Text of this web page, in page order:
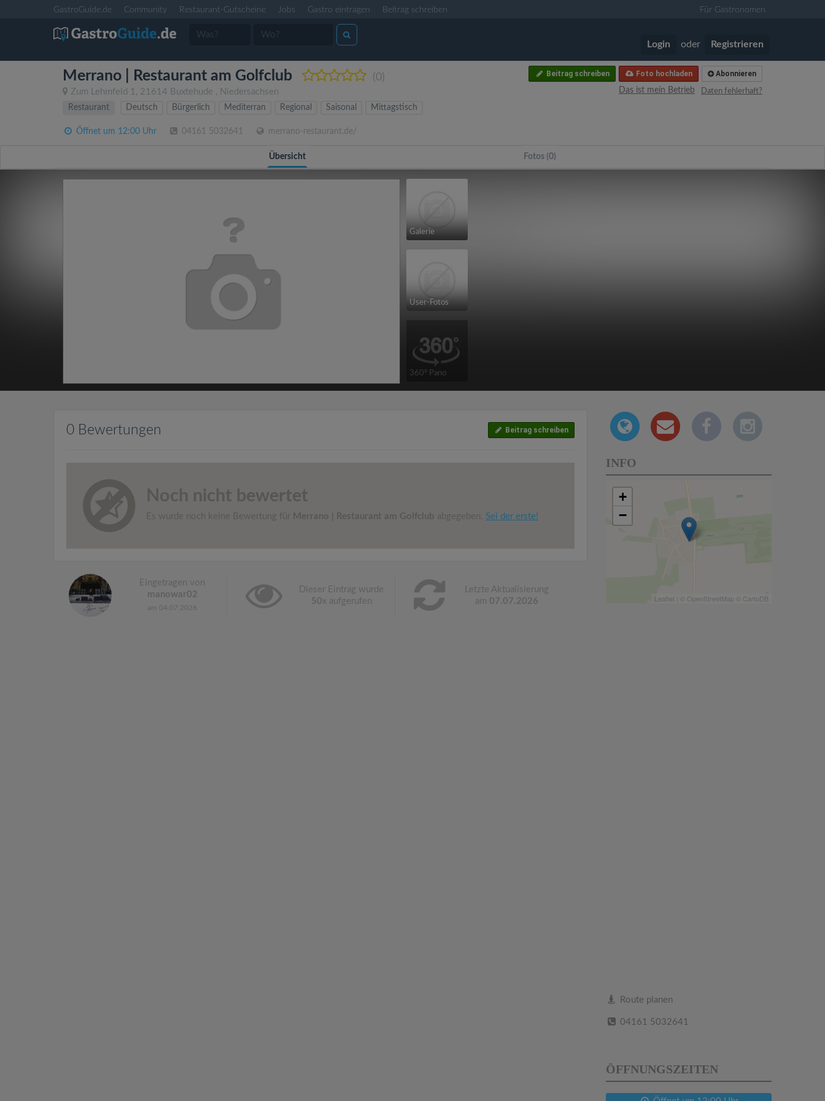
GastroGuide.de Community Restaurant-Gutscheine Jobs Gastro eintragen Beitrag schreiben Für Gastronomen
Login oder Registrieren
Merrano | Restaurant am Golfclub (0)
Zum Lehmfeld 1 , 21614 Buxtehude , Niedersachsen
Abonnieren
Foto hochladen
Beitrag schreiben
Daten fehlerhaft?
Das ist mein Betrieb
Restaurant
Deutsch Bürgerlich Mediterran Regional Saisonal Mittagstisch
Öffnet um 12:00 Uhr 04161 5032641 merrano-restaurant.de/
Übersicht Fotos (0)
Galerie
User-Fotos
360° Pano
0 Bewertungen Beitrag schreiben
Noch nicht bewertet
Es wurde noch keine Bewertung für Merrano | Restaurant am Golfclub abgegeben. Sei der erste!
Eingetragen von
manowar02
am 04.07.2026
Dieser Eintrag wurde
50x aufgerufen
Letzte Aktualisierung
am 07.07.2026
INFO
+
−
Leaflet | © OpenStreetMap © CartoDB
Route planen
04161 5032641
ÖFFNUNGSZEITEN